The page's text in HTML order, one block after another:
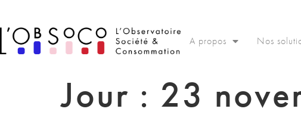
A propos Nos
Jour : 23